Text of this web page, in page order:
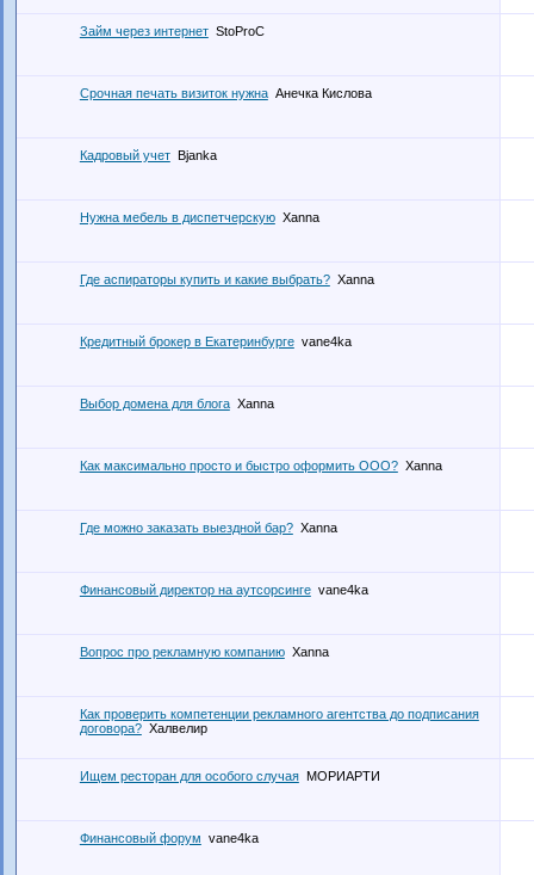
Займ через интернет StoProC
Срочная печать визиток нужна Анечка Кислова
Кадровый учет Bjanka
Нужна мебель в диспетчерскую Xanna
Где аспираторы купить и какие выбрать? Xanna
Кредитный брокер в Екатеринбурге vane4ka
Выбор домена для блога Xanna
Как максимально просто и быстро оформить ООО? Xanna
Где можно заказать выездной бар? Xanna
Финансовый директор на аутсорсинге vane4ka
Вопрос про рекламную компанию Xanna
Как проверить компетенции рекламного агентства до подписания
договора? Халвелир
Ищем ресторан для особого случая МОРИАРТИ
Финансовый форум vane4ka